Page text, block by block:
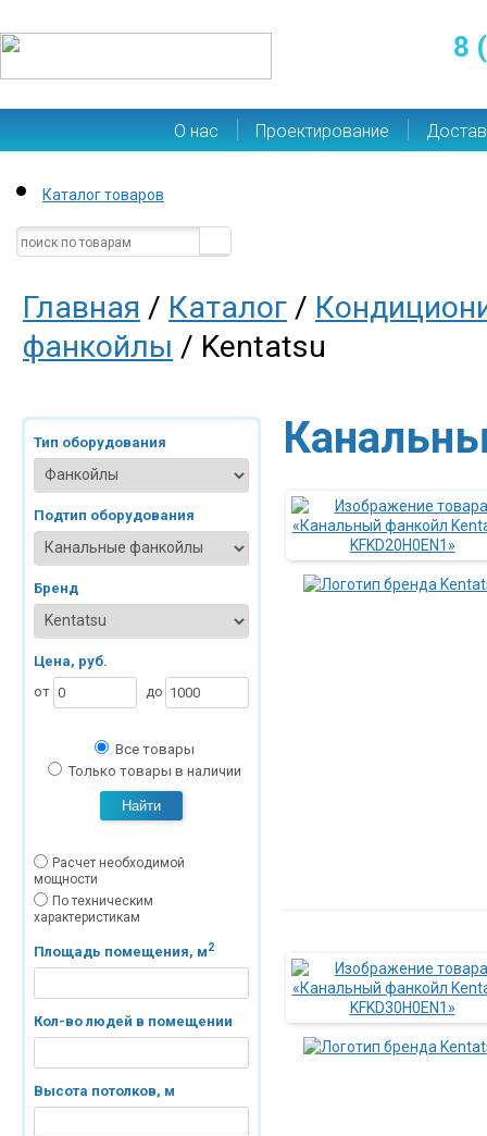
8
О нас Проектирование
Каталог товаров
Главная / Каталог /
фанкойлы / Kentatsu
Тип оборудования
Подтип оборудования
Бренд
Цена, руб.
от
до
Все товары
Только товары в наличии
Найти
Расчет необходимой
мощности
По техническим
характеристикам
Площадь помещения, м2
Кол-во людей в помещении
Высота потолков, м